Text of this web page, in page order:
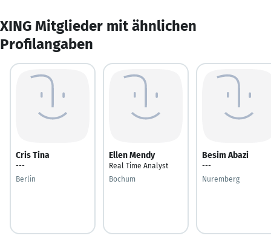
XING Mitglieder mit ähnlichen
Profilangaben
Cris Tina
---
Berlin
Ellen Mendy
Real Time Analyst
Bochum
Besim Abazi
---
Nuremberg